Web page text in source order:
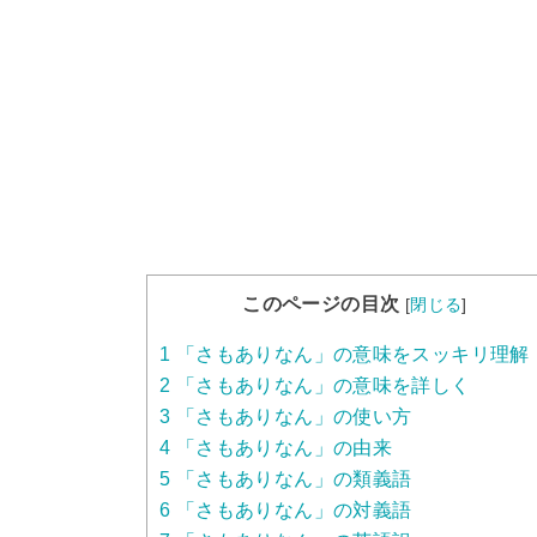
このページの目次 [閉じる]
1 「さもありなん」の意味をスッキリ理解
2 「さもありなん」の意味を詳しく
3 「さもありなん」の使い方
4 「さもありなん」の由来
5 「さもありなん」の類義語
6 「さもありなん」の対義語